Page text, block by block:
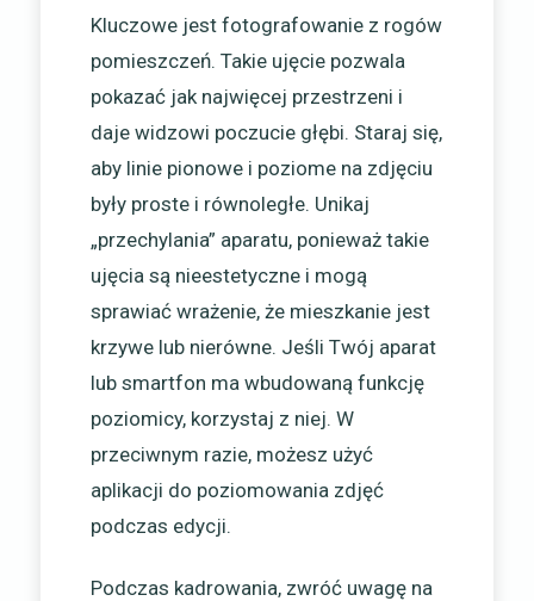
Kluczowe jest fotografowanie z rogów
pomieszczeń. Takie ujęcie pozwala
pokazać jak najwięcej przestrzeni i
daje widzowi poczucie głębi. Staraj się,
aby linie pionowe i poziome na zdjęciu
były proste i równoległe. Unikaj
„przechylania” aparatu, ponieważ takie
ujęcia są nieestetyczne i mogą
sprawiać wrażenie, że mieszkanie jest
krzywe lub nierówne. Jeśli Twój aparat
lub smartfon ma wbudowaną funkcję
poziomicy, korzystaj z niej. W
przeciwnym razie, możesz użyć
aplikacji do poziomowania zdjęć
podczas edycji.
Podczas kadrowania, zwróć uwagę na